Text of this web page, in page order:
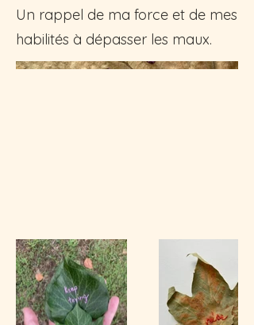
Un rappel de ma force et de mes
habilités à dépasser les maux.